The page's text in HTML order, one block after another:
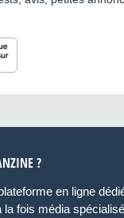
?
en ligne
la fois média